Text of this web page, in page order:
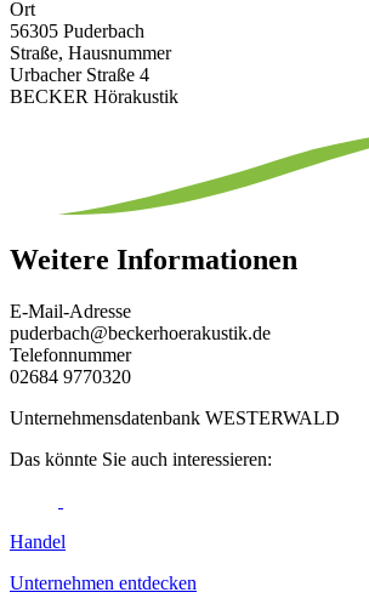
Ort
56305 Puderbach
Straße, Hausnummer
Urbacher Straße 4
BECKER Hörakustik
Weitere Informationen
E-Mail-Adresse
puderbach@beckerhoerakustik.de
Telefonnummer
02684 9770320
Unternehmensdatenbank WESTERWALD
Das könnte Sie auch interessieren:
Handel
Unternehmen entdecken